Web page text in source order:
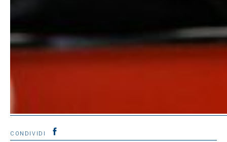
CONDIVIDI